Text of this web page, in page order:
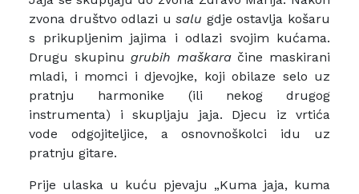
zvona društvo odlazi usalu gdje ostavlja košaru
s prikupljenim jajima i odlazi svojim kućama.
Drugu skupinugrubih maškaračine maskirani
mladi, i momci i djevojke, koji obilaze selo uz
pratnju harmonike (ili nekog drugog
instrumenta) i skupljaju jaja. Djecu iz vrtića
vode odgojiteljice, a osnovnoškolci idu uz
pratnju gitare.
Prije ulaska u kuću pjevaju „Kuma jaja, kuma